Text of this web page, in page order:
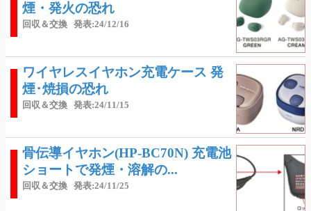
煙・発火の恐れ
回収＆交換 発表:24/12/16
ワイヤレスイヤホン充電ケース 発
煙･焼損の恐れ
回収＆交換 発表:24/11/15
骨伝導イヤホン(HP-BC70N) 充電池
ショートで発煙・溶解の...
回収＆交換 発表:24/11/25